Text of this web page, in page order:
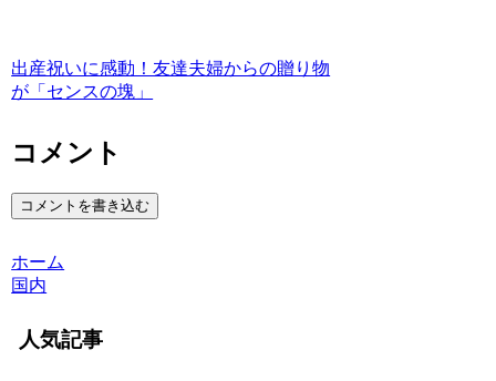
出産祝いに感動！友達夫婦からの贈り物
が「センスの塊」
コメント
コメントを書き込む
ホーム
国内
人気記事